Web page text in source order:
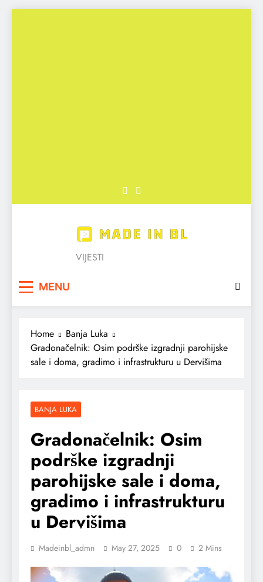
Made in BL
VIJESTI
MENU
Home
Banja Luka
Gradonačelnik: Osim podrške izgradnji parohijske
sale i doma, gradimo i infrastrukturu u Dervišima
BANJA LUKA
Gradonačelnik: Osim
podrške izgradnji
parohijske sale i doma,
gradimo i infrastrukturu
u Dervišima
Madeinbl_admn May 27, 2025 0 2 Mins